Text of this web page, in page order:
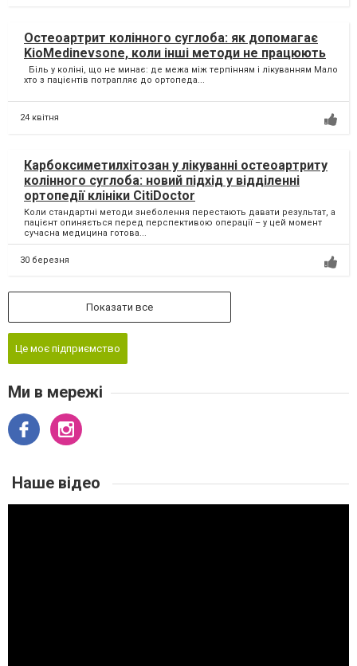
Остеоартрит колінного суглоба: як допомагає
KioMedinevsone, коли інші методи не працюють
Біль у коліні, що не минає: де межа між терпінням і лікуванням Мало
хто з пацієнтів потрапляє до ортопеда...
24 квітня
Карбоксиметилхітозан у лікуванні остеоартриту
колінного суглоба: новий підхід у відділенні
ортопедії клініки CitiDoctor
Коли стандартні методи знеболення перестають давати результат, а
пацієнт опиняється перед перспективою операції – у цей момент
сучасна медицина готова...
30 березня
Показати все
Це моє підприємство
Ми в мережі
Наше відео